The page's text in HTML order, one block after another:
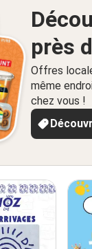
près
Offres
même
chez vous !